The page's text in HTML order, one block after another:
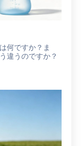
何ですか？ま
違うのですか？